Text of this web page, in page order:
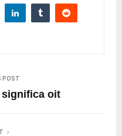
POST
significa oit